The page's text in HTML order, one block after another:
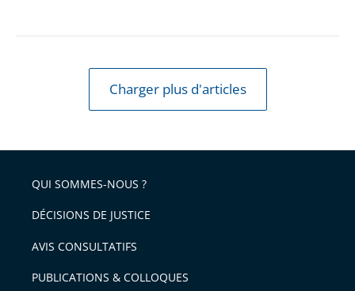
Charger plus d'articles
QUI SOMMES-NOUS ?
DÉCISIONS DE JUSTICE
AVIS CONSULTATIFS
PUBLICATIONS & COLLOQUES